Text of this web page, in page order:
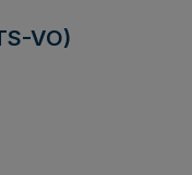
VO)